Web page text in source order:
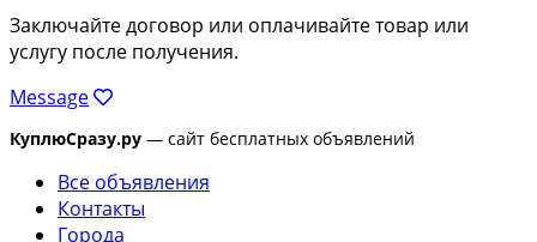
Заключайте договор или оплачивайте товар или
услугу после получения.
Message
КуплюСразу.ру — сайт бесплатных объявлений
Все объявления
Контакты
Города